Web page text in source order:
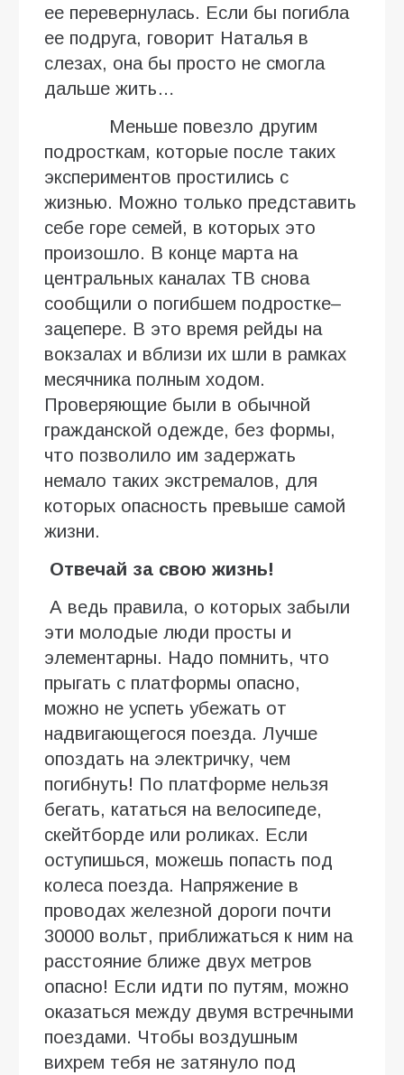
ее перевернулась. Если бы погибла
ее подруга, говорит Наталья в
слезах, она бы просто не смогла
дальше жить…
Меньше повезло другим
подросткам, которые после таких
экспериментов простились с
жизнью. Можно только представить
себе горе семей, в которых это
произошло. В конце марта на
центральных каналах ТВ снова
сообщили о погибшем подростке–
зацепере. В это время рейды на
вокзалах и вблизи их шли в рамках
месячника полным ходом.
Проверяющие были в обычной
гражданской одежде, без формы,
что позволило им задержать
немало таких экстремалов, для
которых опасность превыше самой
жизни.
Отвечай за свою жизнь!
А ведь правила, о которых забыли
эти молодые люди просты и
элементарны. Надо помнить, что
прыгать с платформы опасно,
можно не успеть убежать от
надвигающегося поезда. Лучше
опоздать на электричку, чем
погибнуть! По платформе нельзя
бегать, кататься на велосипеде,
скейтборде или роликах. Если
оступишься, можешь попасть под
колеса поезда. Напряжение в
проводах железной дороги почти
30000 вольт, приближаться к ним на
расстояние ближе двух метров
опасно! Если идти по путям, можно
оказаться между двумя встречными
поездами. Чтобы воздушным
вихрем тебя не затянуло под